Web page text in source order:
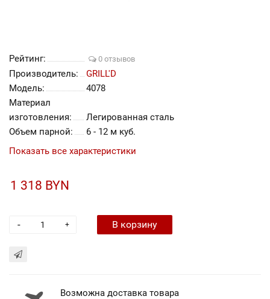
Рейтинг: 0 отзывов
Производитель:
GRILL'D
Модель:
4078
Материал
изготовления:
Легированная сталь
Объем парной:
6 - 12 м куб.
Показать все характеристики
1 318 BYN
+
- В корзину
Возможна доставка товара